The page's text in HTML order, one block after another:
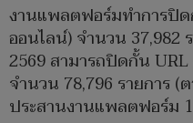
งานแพลตฟอร์มทำการปิ
ออนไลน์) จำนวน 37,982
2569 สามารถปิดกั้น
จำนวน 78,796 รายการ (
ประสานงานแพลตฟอร์ม